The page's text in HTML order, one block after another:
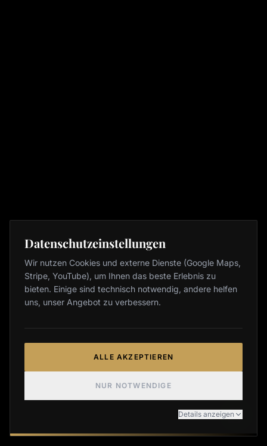
Datenschutzeinstellungen
Wir nutzen Cookies und externe Dienste (Google Maps,
Stripe, YouTube), um Ihnen das beste Erlebnis zu
bieten. Einige sind technisch notwendig, andere helfen
uns, unser Angebot zu verbessern.
ALLE AKZEPTIEREN
NUR NOTWENDIGE
Details anzeigen